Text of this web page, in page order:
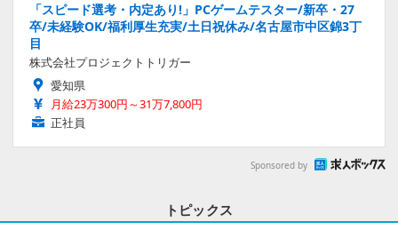
「スピード選考・内定あり!」PCゲームテスター/新卒・27
卒/未経験OK/福利厚生充実/土日祝休み/名古屋市中区錦3丁
目
株式会社プロジェクトトリガー
愛知県
月給23万300円～31万7,800円
正社員
Sponsored by
トピックス